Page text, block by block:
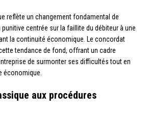
reflète un changement fondamental de
punitive centrée sur la faillite du débiteur à une
la continuité économique. Le concordat
tendance de fond, offrant un cadre
de surmonter ses difficultés tout en
économique.
aux procédures